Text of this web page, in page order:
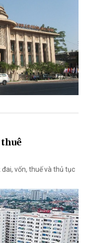
vốn, thuế và thủ tục